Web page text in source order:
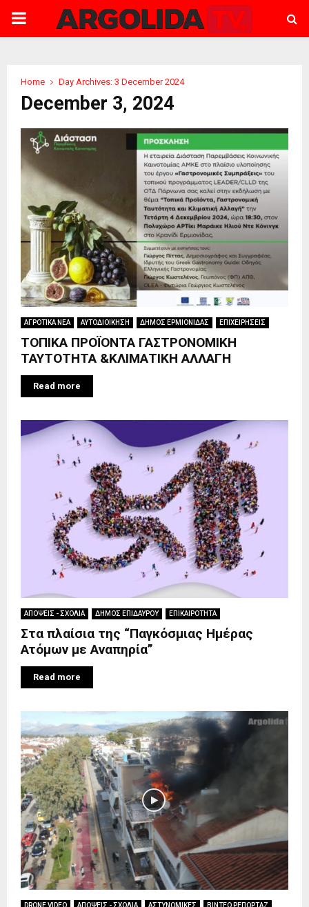
PRIMARY
Home Day Archives: 3 December 2024
December 3, 2024
ΑΓΡΟΤΙΚΑ ΝΕΑ ΑΥΤΟΔΙΟΙΚΗΣΗ ΔΗΜΟΣ ΕΡΜΙΟΝΙΔΑΣ ΕΠΙΧΕΙΡΗΣΕΙΣ
ΤΟΠΙΚΑ ΠΡΟΪΟΝΤΑ ΓΑΣΤΡΟΝΟΜΙΚΗ
ΤΑΥΤΟΤΗΤΑ &ΚΛΙΜΑΤΙΚΗ ΑΛΛΑΓΗ
Read more
ΑΠΟΨΕΙΣ - ΣΧΟΛΙΑ ΔΗΜΟΣ ΕΠΙΔΑΥΡΟΥ ΕΠΙΚΑΙΡΟΤΗΤΑ
Στα πλαίσια της “Παγκόσμιας Ημέρας
Ατόμων με Αναπηρία”
Read more
DRONE VIDEO ΑΠΟΨΕΙΣ - ΣΧΟΛΙΑ ΑΣΤΥΝΟΜΙΚΕΣ
ΒΙΝΤΕΟ ΡΕΠΟΡΤΑΖ